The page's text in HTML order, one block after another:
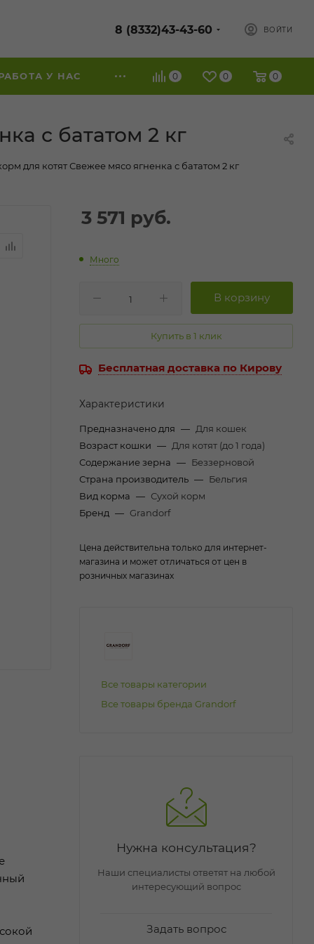
8 (8332)43-43-60 ВОЙТИ
0 0 0
У НАС
с бататом 2 кг
для котят Свежее мясо ягненка с бататом 2 кг
3 571 руб.
Много
Купить в 1 клик
Бесплатная доставка по Кирову
Характеристики
Предназначено для — Для кошек
Возраст кошки — Для котят (до 1 года)
Содержание зерна — Беззерновой
Страна производитель — Бельгия
Вид корма — Сухой корм
Бренд — Grandorf
Цена действительна только для интернет-
магазина и может отличаться от цен в
розничных магазинах
Все товары категории
Все товары бренда Grandorf
Нужна консультация?
Наши специалисты ответят на любой
интересующий вопрос
Задать вопрос